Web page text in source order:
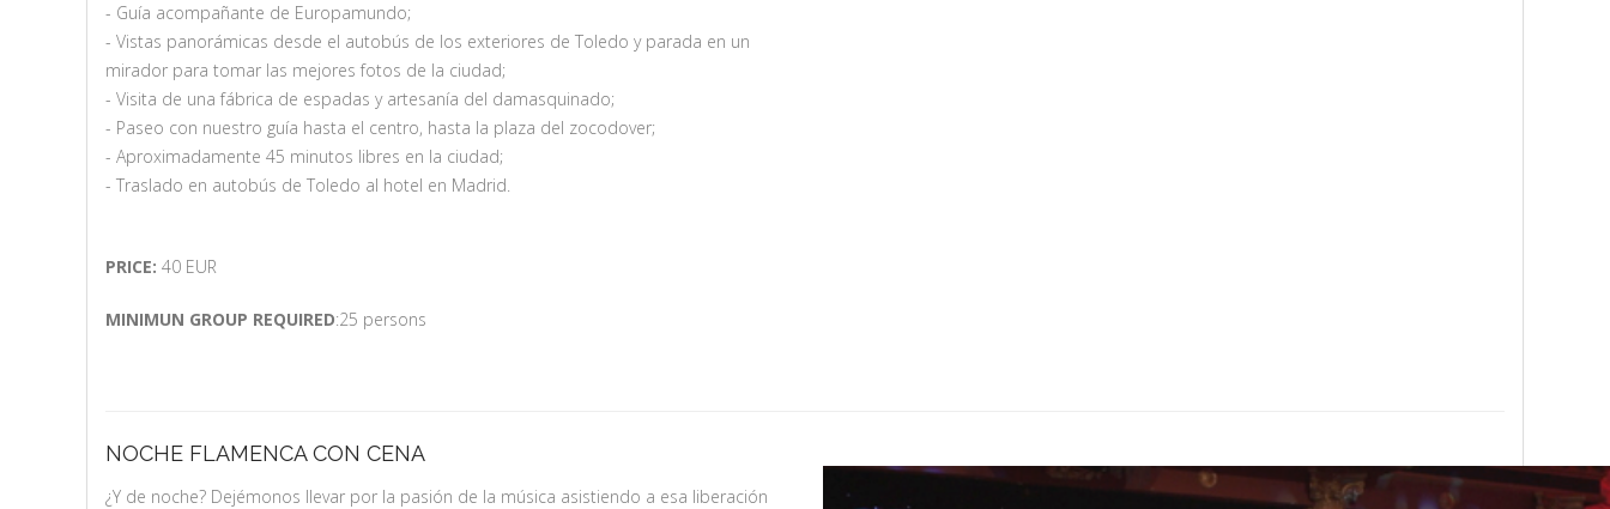
- Guía acompañante de Europamundo;
- Vistas panorámicas desde el autobús de los exteriores de Toledo y parada en un
mirador para tomar las mejores fotos de la ciudad;
- Visita de una fábrica de espadas y artesanía del damasquinado;
- Paseo con nuestro guía hasta el centro, hasta la plaza del zocodover;
- Aproximadamente 45 minutos libres en la ciudad;
- Traslado en autobús de Toledo al hotel en Madrid.
PRICE: 40 EUR
MINIMUN GROUP REQUIRED:25 persons
NOCHE FLAMENCA CON CENA
¿Y de noche? Dejémonos llevar por la pasión de la música asistiendo a esa liberación